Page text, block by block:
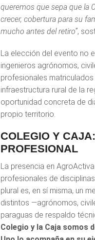
queremos que sepa que la
crecer, cobertura para su
mucho antes del retiro”,
La elección del evento no
ingenieros agrónomos,
profesionales
infraestructura rural de la
oportunidad concreta de
propio territorio.
COLEGIO Y
PROFESIONAL
La presencia en
profesionales de
plural es, en sí misma, un
distintos —agrónomos,
paraguas de respaldo
Colegio y la Caja somos